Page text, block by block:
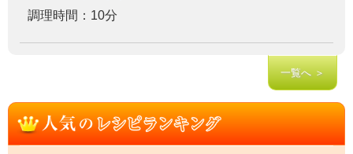
調理時間：10分
一覧へ ＞